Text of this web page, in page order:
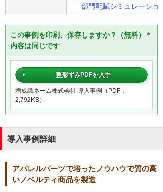
部門配賦シミュレーション
この事例を印刷、保存しますか？（無料）＊
内容は同じです
整形ずみPDFを入手
増成織ネーム株式会社 導入事例（PDF：
2,792KB）
導入事例詳細
アパレルパーツで培ったノウハウで質の高
いノベルティ商品を製造